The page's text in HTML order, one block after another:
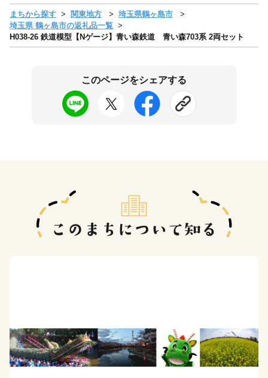
まちから探す 関東地方
埼玉県鶴ヶ島市
埼玉県 鶴ヶ島市の返礼品一覧
H038-26 鉄道模型【Nゲージ】青い森鉄道 青い森703系 2両セット
このページをシェアする